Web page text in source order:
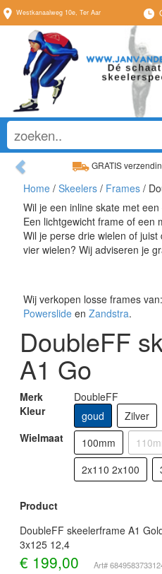
Westkanaalweg 10e, Ter Aar
GRATIS verzending
Ruim assortiment,
Previous
Home / Skeelers / Frames /
Wil je een inline skate met
Een lichtgewicht frame of een
Wil je perse drie wielen of
vier wielen? Wij adviseren je
Wij verkopen losse frames van:
Powerslide en Zandstra.
DoubleFF
A1 Go
Merk
DoubleFF
Kleur
goud
Zilver
Wielmaat
100mm
2x110 2x100
Product
DoubleFF skeelerframe A1
3x125 12,4
€ 199,00 Art#